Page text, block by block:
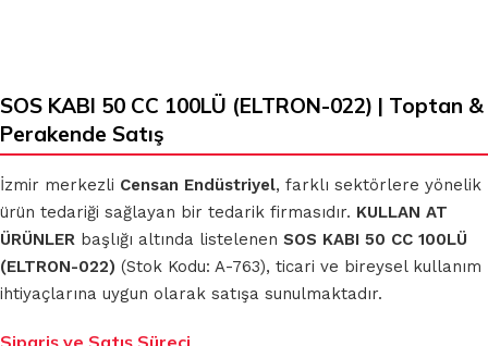
SOS KABI 50 CC 100LÜ (ELTRON-022) | Toptan &
Perakende Satış
İzmir merkezli Censan Endüstriyel, farklı sektörlere yönelik
ürün tedariği sağlayan bir tedarik firmasıdır. KULLAN AT
ÜRÜNLER başlığı altında listelenen SOS KABI 50 CC 100LÜ
(ELTRON-022) (Stok Kodu: A-763), ticari ve bireysel kullanım
ihtiyaçlarına uygun olarak satışa sunulmaktadır.